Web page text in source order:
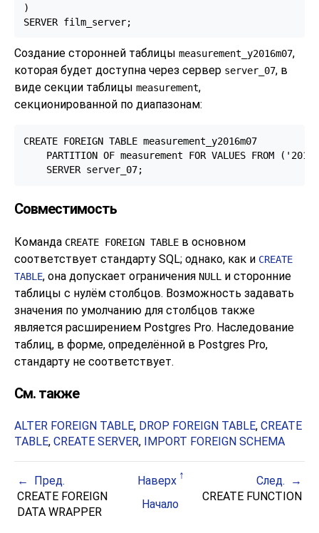
)
SERVER film_server;
Создание сторонней таблицы measurement_y2016m07,
которая будет доступна через сервер server_07, в
виде секции таблицы measurement,
секционированной по диапазонам:
CREATE FOREIGN TABLE measurement_y2016m07
PARTITION OF measurement FOR VALUES FROM
    SERVER server_07;
Совместимость
Команда CREATE FOREIGN TABLE в основном
соответствует стандарту SQL; однако, как и CREATE
TABLE, она допускает ограничения NULL
и сторонние
таблицы с нулём столбцов. Возможность задавать
значения по умолчанию для столбцов также
является расширением Postgres Pro. Наследование
таблиц, в форме, определённой в Postgres Pro,
стандарту не соответствует.
См. также
ALTER FOREIGN TABLE, DROP FOREIGN TABLE, CREATE
TABLE, CREATE SERVER, IMPORT FOREIGN SCHEMA
Пред. Наверх
След.
CREATE FOREIGN
DATA WRAPPER
Начало
CREATE FUNCTION